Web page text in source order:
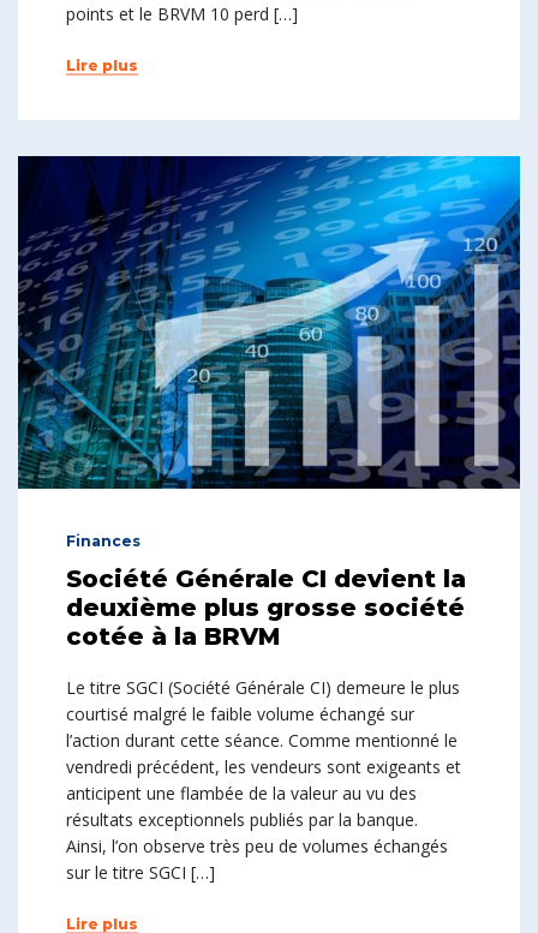
points et le BRVM 10 perd […]
Lire plus
Finances
Société Générale CI devient la
deuxième plus grosse société
cotée à la BRVM
Le titre SGCI (Société Générale CI) demeure le plus
courtisé malgré le faible volume échangé sur
l’action durant cette séance. Comme mentionné le
vendredi précédent, les vendeurs sont exigeants et
anticipent une flambée de la valeur au vu des
résultats exceptionnels publiés par la banque.
Ainsi, l’on observe très peu de volumes échangés
sur le titre SGCI […]
Lire plus